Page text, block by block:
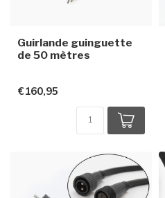
Guirlande guinguette
de 50 mètres
€160,95